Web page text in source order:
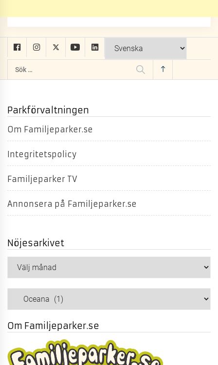
Sök
efter:
Parkförvaltningen
Om Familjeparker.se
Integritetspolicy
Familjeparker TV
Annonsera på Familjeparker.se
Nöjesarkivet
Nöjesarkivet
Om Familjeparker.se